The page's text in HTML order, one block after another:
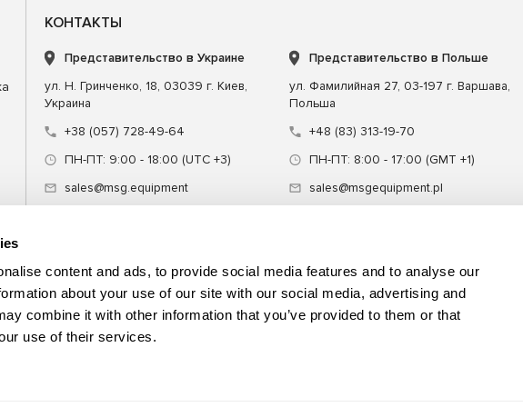
content and ads, to provide social media features and to analyse our
about your use of our site with our social media, advertising and
combine it with other information that you’ve provided to them or that
use of their services.
КОНТАКТЫ
Представительство в Украине
ул. Н. Гринченко, 18, 03039 г. Киев,
Украина
+38 (057) 728-49-64
ПН-ПТ: 9:00 - 18:00 (UTC +3)
sales@msg.equipment
Представительство в Польше
ул. Фамилийная 27, 03-197 г. Варшава,
Польша
+48 (83) 313-19-70
ПН-ПТ: 8:00 - 17:00 (GMT +1)
sales@msgequipment.pl
Специнструмент Обучение Кабели